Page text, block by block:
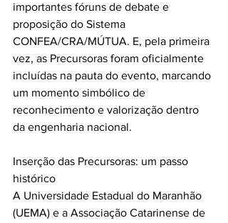
importantes fóruns de debate e
proposição do Sistema
CONFEA/CRA/MÚTUA. E, pela primeira
vez, as Precursoras foram oficialmente
incluídas na pauta do evento, marcando
um momento simbólico de
reconhecimento e valorização dentro
da engenharia nacional.
Inserção das Precursoras: um passo
histórico
A Universidade Estadual do Maranhão
(UEMA) e a Associação Catarinense de